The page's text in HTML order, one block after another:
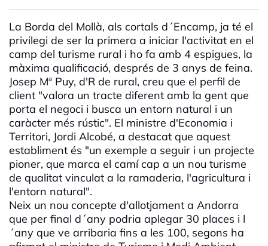
La Borda del Mollà, als cortals d´Encamp, ja té el
privilegi de ser la primera a iniciar l'activitat en el
camp del turisme rural i ho fa amb 4 espigues, la
màxima qualificació, després de 3 anys de feina.
Josep Mª Puy, d'R de rural, creu que el perfil de
client "valora un tracte diferent amb la gent que
porta el negoci i busca un entorn natural i un
caràcter més rústic". El ministre d'Economia i
Territori, Jordi Alcobé, a destacat que aquest
establiment és "un exemple a seguir i un projecte
pioner, que marca el camí cap a un nou turisme
de qualitat vinculat a la ramaderia, l'agricultura i
l'entorn natural".
Neix un nou concepte d'allotjament a Andorra
que per final d´any podria aplegar 30 places i l
´any que ve arribaria fins a les 100, segons ha